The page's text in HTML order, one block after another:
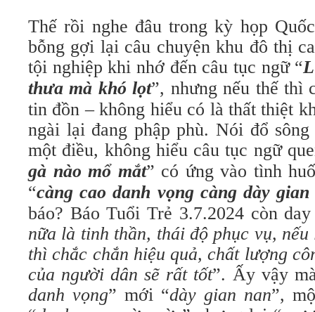
Thế rồi nghe đâu trong kỳ họp
bỗng gợi lại câu chuyện khu đô thị
tội nghiệp khi nhớ đến câu tục ngữ “
thưa mà khó lọt”, nhưng nếu thế thì
tin đồn – không hiểu có là thất thiệt
ngài lại đang phập phù. Nói đổ
một điều, không hiểu câu tục ngữ
gà nào mổ mắt” có ứng vào tình
“càng cao danh vọng càng dày gian
báo? Báo Tuổi Trẻ 3.7.2024 còn
nữa là tinh thần, thái độ phục vụ,
thì chắc chắn hiệu quả, chất lượng
của người dân sẽ rất tốt”. Ấy vậy
danh vọng” mới “dày gian nan”,